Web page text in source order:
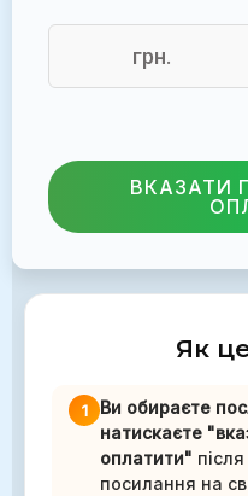
грн.
ВКАЗАТИ
Як
1
Ви обираєте
натискаєте
оплатити"
посилання на